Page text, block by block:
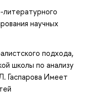
научных
подхода,
школы по анализу
Гаспарова Имеет